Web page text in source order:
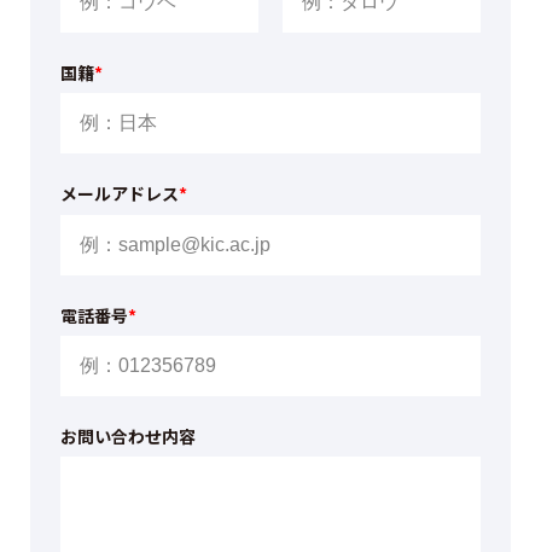
国籍*
メールアドレス*
電話番号*
お問い合わせ内容